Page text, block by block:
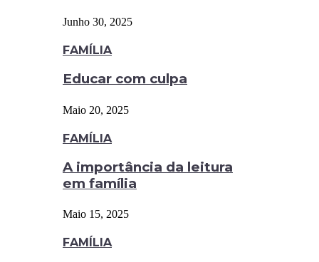
Junho 30, 2025
FAMÍLIA
Educar com culpa
Maio 20, 2025
FAMÍLIA
A importância da leitura
em família
Maio 15, 2025
FAMÍLIA